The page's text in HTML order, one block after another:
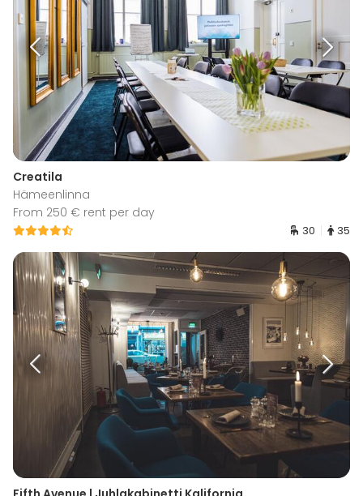
Creatila
Hämeenlinna
From 250 € rent per day
30 35